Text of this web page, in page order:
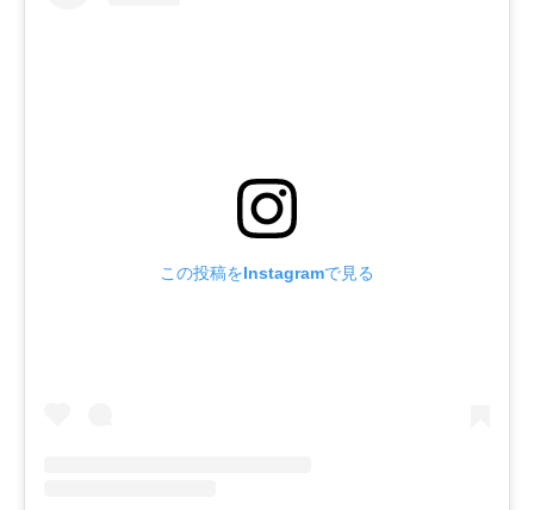
この投稿をInstagramで見る